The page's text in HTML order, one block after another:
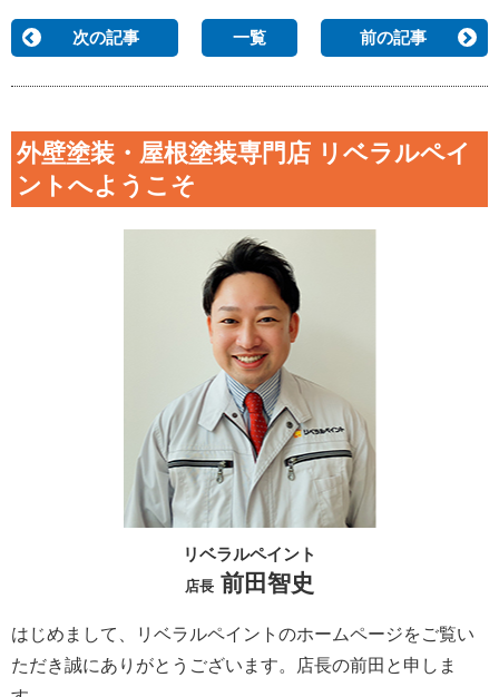
次の記事 一覧 前の記事
外壁塗装・屋根塗装専門店 リベラルペイ
ントへようこそ
リベラルペイント
店長 前田智史
はじめまして、リベラルペイントのホームページをご覧い
ただき誠にありがとうございます。
店長の前田と申しま